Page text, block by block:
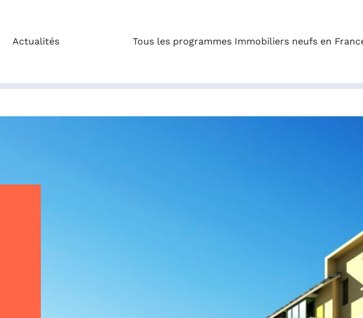
Actualités Tous les programmes Immobiliers neufs en